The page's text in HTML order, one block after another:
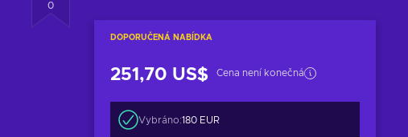
0
DOPORUČENÁ NABÍDKA
251,70 US$ Cena není konečná
Vybráno:180 EUR